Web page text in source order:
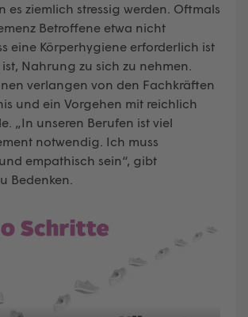
es ziemlich stressig werden. Oftmals
Betroffene etwa nicht
eine Körperhygiene erforderlich ist
Nahrung zu sich zu nehmen.
verlangen von den Fachkräften
und ein Vorgehen mit reichlich
„In unseren Berufen ist viel
notwendig. Ich muss
empathisch sein“, gibt
Bedenken.